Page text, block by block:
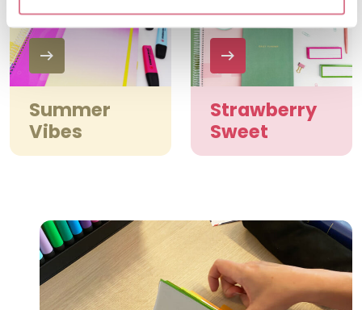
Summer
Vibes
Strawberry
Sweet